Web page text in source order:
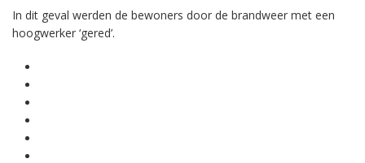
In dit geval werden de bewoners door de brandweer met een
hoogwerker ‘gered’.